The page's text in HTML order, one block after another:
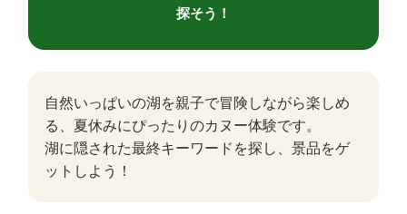
探そう！
自然いっぱいの湖を親子で冒険しながら楽しめ
る、夏休みにぴったりのカヌー体験です。
湖に隠された最終キーワードを探し、景品をゲ
ットしよう！